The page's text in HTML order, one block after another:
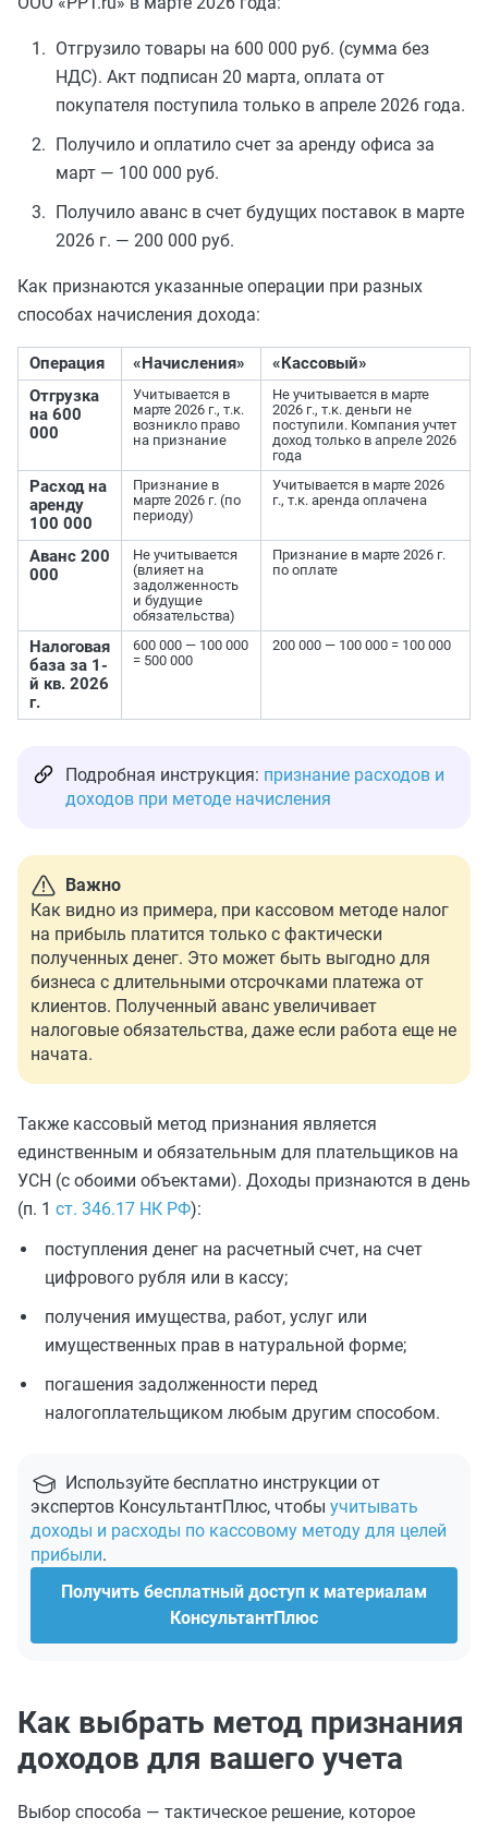
Отгрузило товары на 600 000 руб. (сумма без
НДС). Акт подписан 20 марта, оплата от
покупателя поступила только в апреле 2026 года.
Получило и оплатило счет за аренду офиса за
март — 100 000 руб.
Получило аванс в счет будущих поставок в марте
2026 г. — 200 000 руб.
Как признаются указанные операции при разных
способах начисления дохода:
Операция «Начисления»
«Кассовый»
Отгрузка
на 600
000
Учитывается в
марте 2026 г., т.к.
возникло право
на признание
Не учитывается в марте
2026 г., т.к. деньги не
поступили. Компания учтет
доход только в апреле 2026
года
Расход на
аренду
100 000
Признание в
марте 2026 г. (по
периоду)
Учитывается в марте 2026
г., т.к. аренда оплачена
Аванс 200
000
Не учитывается
(влияет на
задолженность
и будущие
обязательства)
Признание в марте 2026 г.
по оплате
Налоговая
база за 1-
й кв. 2026
г.
600 000 — 100 000
= 500 000
200 000 — 100 000 = 100 000
Подробная инструкция: признание расходов и
доходов при методе начисления
Важно
Как видно из примера, при кассовом методе налог
на прибыль платится только с фактически
полученных денег. Это может быть выгодно для
бизнеса с длительными отсрочками платежа от
клиентов. Полученный аванс увеличивает
налоговые обязательства, даже если работа еще не
начата.
Также кассовый метод признания является
единственным и обязательным для плательщиков на
УСН (с обоими объектами). Доходы признаются в день
(п. 1 ст. 346.17 НК РФ):
поступления денег на расчетный счет, на счет
цифрового рубля или в кассу;
получения имущества, работ, услуг или
имущественных прав в натуральной форме;
погашения задолженности перед
налогоплательщиком любым другим способом.
Используйте бесплатно инструкции от
экспертов КонсультантПлюс, чтобы учитывать
доходы и расходы по кассовому методу для целей
прибыли.
Получить бесплатный доступ к материалам
КонсультантПлюс
Как выбрать метод признания
доходов для вашего учета
Выбор способа — тактическое решение, которое